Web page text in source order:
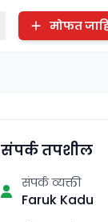
मोफत
संपर्क तपशील
संपर्क व्यक्ती
Faruk Kadu